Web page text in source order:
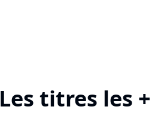
Les titres les